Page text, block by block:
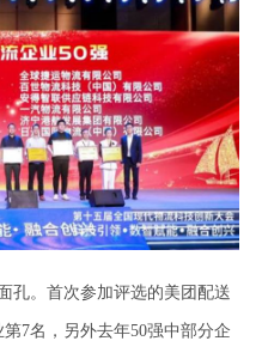
孔。首次参加评选的美团配送
7名，另外去年50强中部分企